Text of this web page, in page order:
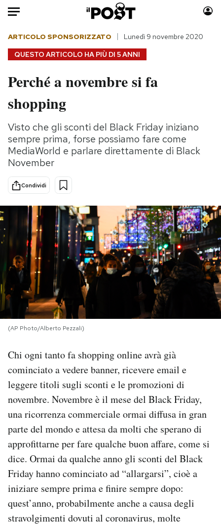
Auto
HOME
Italia
Politica
Tecnologia
Internet
Scienza
Cultura
Economia
Moda
Storie/Idee
Ok Boomer!
Media
PODCAST
NEWSLETTER
I MIEI PREFERITI
CALENDARIO
AREA PERSONALE
Area Personale
Notifiche mobile
Regala il Post
Hai bisogno di aiuto?
Esci
ARTICOLO SPONSORIZZATO
QUESTO ARTICOLO HA PIÙ DI 5 ANNI
Lunedì 9 novembre 2020
Perché a novembre si fa
shopping
Visto che gli sconti del Black Friday iniziano
sempre prima, forse possiamo fare come
MediaWorld e parlare direttamente di Black
November
Condividi
(AP Photo/Alberto Pezzali)
Chi ogni tanto fa shopping online avrà già
cominciato a vedere banner, ricevere email e
leggere titoli sugli sconti e le promozioni di
novembre. Novembre è il mese del Black Friday,
una ricorrenza commerciale ormai diffusa in gran
parte del mondo e attesa da molti che sperano di
approfittarne per fare qualche buon affare, come si
dice. Ormai da qualche anno gli sconti del Black
Friday hanno cominciato ad “allargarsi”, cioè a
iniziare sempre prima e finire sempre dopo:
quest’anno, probabilmente anche a causa degli
stravolgimenti dovuti al coronavirus, molte